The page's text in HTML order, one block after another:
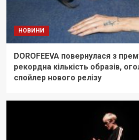
НОВИНИ
DOROFEEVA повернулася з
рекордна кількість образів,
спойлер нового релізу